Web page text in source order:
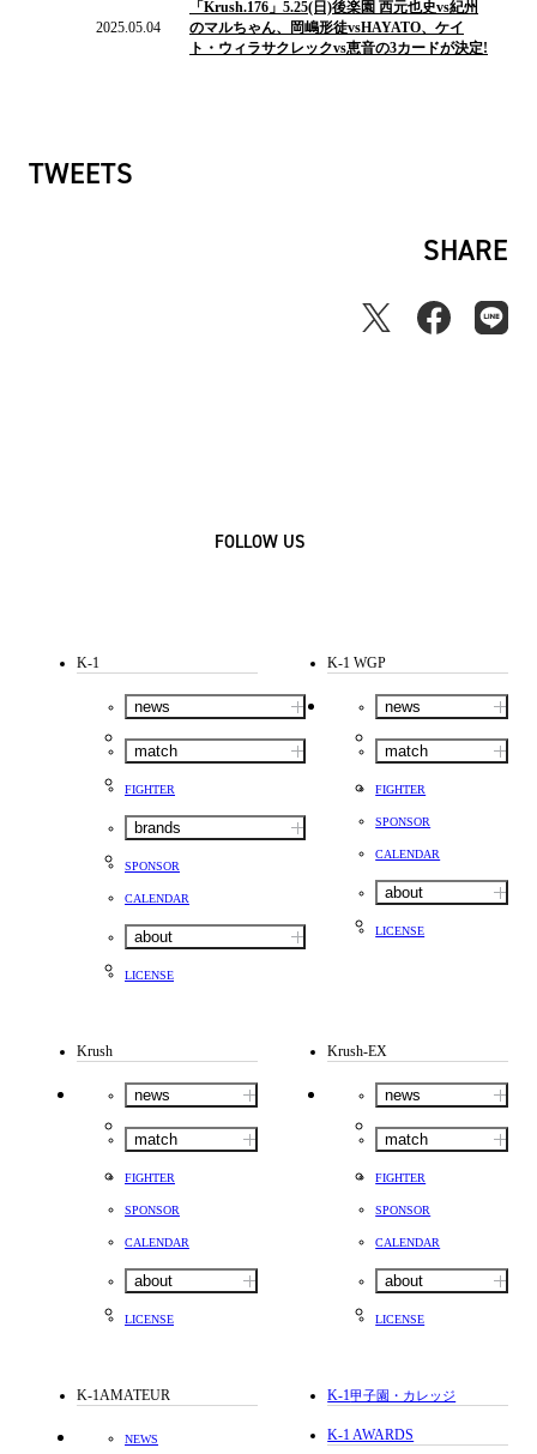
2025.05.04
「Krush.176」5.25(日)後楽園 西元也史vs紀州
のマルちゃん、岡嶋形徒vsHAYATO、ケイ
ト・ウィラサクレックvs恵音の3カードが決定!
TWEETS
SHARE
FOLLOW US
K-1
news
match
FIGHTER
brands
SPONSOR
CALENDAR
about
LICENSE
K-1 WGP
news
match
FIGHTER
SPONSOR
CALENDAR
about
LICENSE
Krush
news
match
FIGHTER
SPONSOR
CALENDAR
about
LICENSE
Krush-EX
news
match
FIGHTER
SPONSOR
CALENDAR
about
LICENSE
K-1AMATEUR
NEWS
K-1甲子園・カレッジ
K-1 AWARDS